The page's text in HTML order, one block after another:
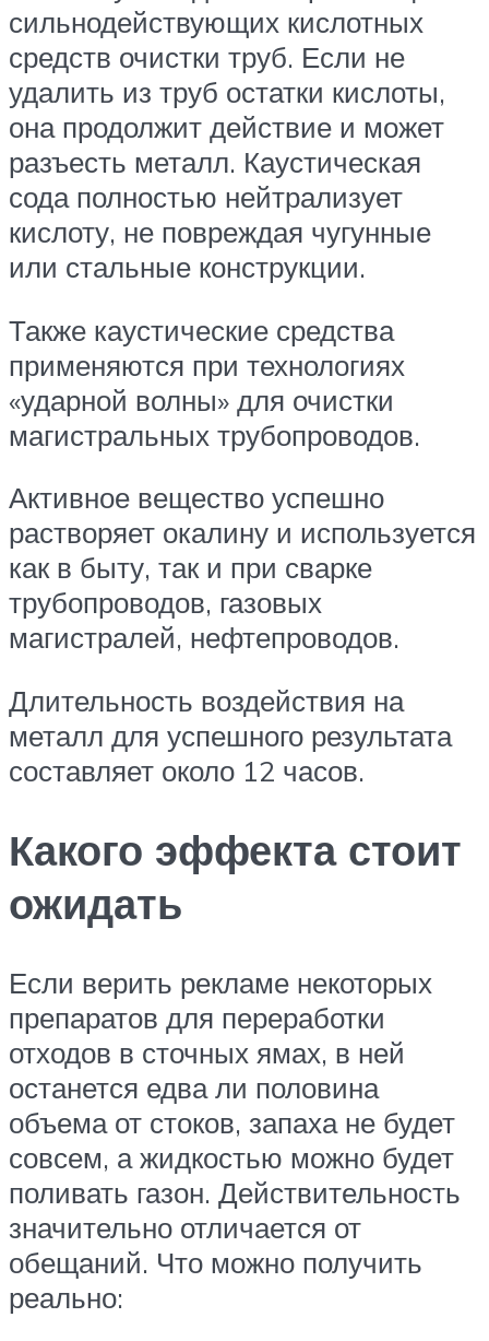
сильнодействующих кислотных
средств очистки труб. Если не
удалить из труб остатки кислоты,
она продолжит действие и может
разъесть металл. Каустическая
сода полностью нейтрализует
кислоту, не повреждая чугунные
или стальные конструкции.
Также каустические средства
применяются при технологиях
«ударной волны» для очистки
магистральных трубопроводов.
Активное вещество успешно
растворяет окалину и используется
как в быту, так и при сварке
трубопроводов, газовых
магистралей, нефтепроводов.
Длительность воздействия на
металл для успешного результата
составляет около 12 часов.
Какого эффекта стоит
ожидать
Если верить рекламе некоторых
препаратов для переработки
отходов в сточных ямах, в ней
останется едва ли половина
объема от стоков, запаха не будет
совсем, а жидкостью можно будет
поливать газон. Действительность
значительно отличается от
обещаний. Что можно получить
реально: